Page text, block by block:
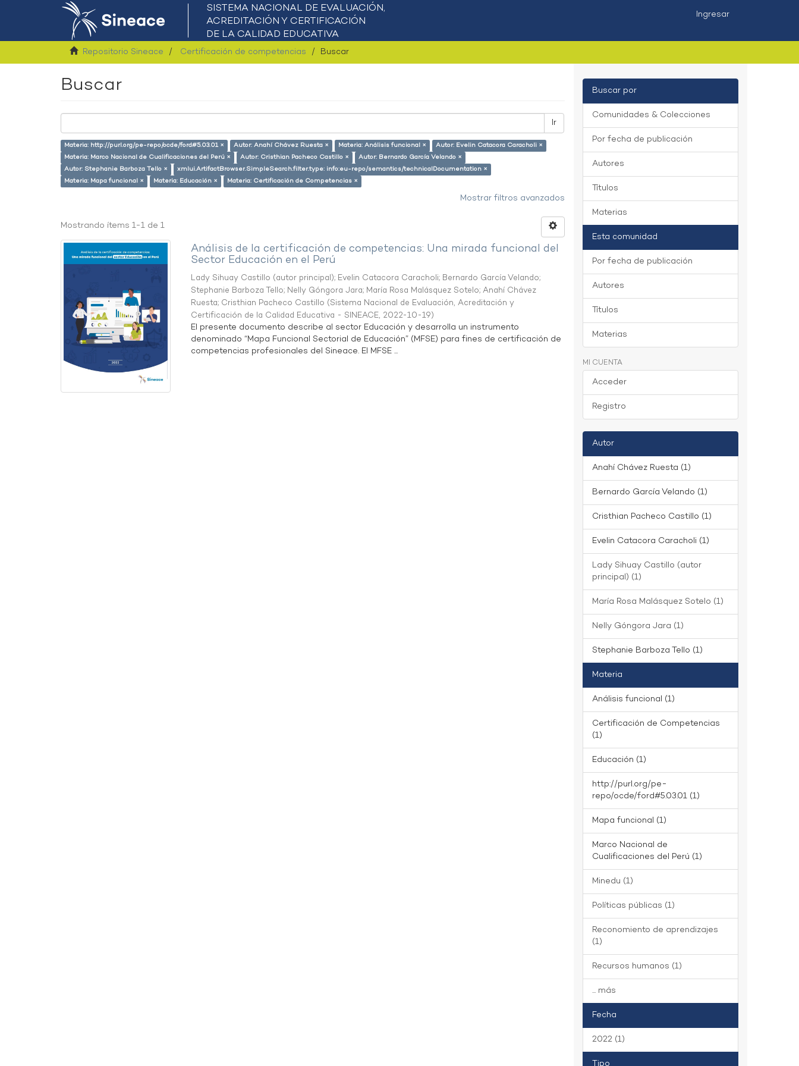
Ingresar
Repositorio Sineace Certificación de competencias Buscar
Buscar
Ir
Materia: http://purl.org/pe-repo/ocde/ford#5.03.01 × Autor: Anahí Chávez Ruesta × Materia: Análisis funcional ×
Autor: Evelin Catacora Caracholi ×
Materia: Marco Nacional de Cualificaciones del Perú ×
Autor: Cristhian Pacheco Castillo ×
Autor: Bernardo García Velando ×
Autor: Stephanie Barboza Tello ×
xmlui.ArtifactBrowser.SimpleSearch.filter.type: info:eu-repo/semantics/technicalDocumentation ×
Materia: Mapa funcional ×
Materia: Educación × Materia: Certificación de Competencias ×
Mostrar filtros avanzados
Mostrando ítems 1-1 de 1
Análisis de la certificación de competencias: Una mirada funcional del
Sector Educación en el Perú
Lady Sihuay Castillo (autor principal); Evelin Catacora Caracholi; Bernardo García Velando;
Stephanie Barboza Tello; Nelly Góngora Jara; María Rosa Malásquez Sotelo;Anahí Chávez
Ruesta; Cristhian Pacheco Castillo (Sistema Nacional de Evaluación, Acreditación y
Certificación de la Calidad Educativa - SINEACE, 2022-10-19)
El presente documento describe al sector Educación y desarrolla un instrumento
denominado “Mapa Funcional Sectorial de Educación” (MFSE) para fines de certificación de
competencias profesionales del Sineace. El MFSE ...
Buscar por
Comunidades & Colecciones
Por fecha de publicación
Autores
Títulos
Materias
Esta comunidad
Por fecha de publicación
Autores
Títulos
Materias
MI CUENTA
Acceder
Registro
Autor
Anahí Chávez Ruesta (1)
Bernardo García Velando (1)
Cristhian Pacheco Castillo (1)
Evelin Catacora Caracholi (1)
Lady Sihuay Castillo (autor
principal) (1)
María Rosa Malásquez Sotelo (1)
Nelly Góngora Jara (1)
Stephanie Barboza Tello (1)
Materia
Análisis funcional (1)
Certificación de Competencias
(1)
Educación (1)
http://purl.org/pe-
repo/ocde/ford#5.03.01 (1)
Mapa funcional (1)
Marco Nacional de
Cualificaciones del Perú (1)
Minedu (1)
Políticas públicas (1)
Reconomiento de aprendizajes
(1)
Recursos humanos (1)
... más
Fecha
2022 (1)